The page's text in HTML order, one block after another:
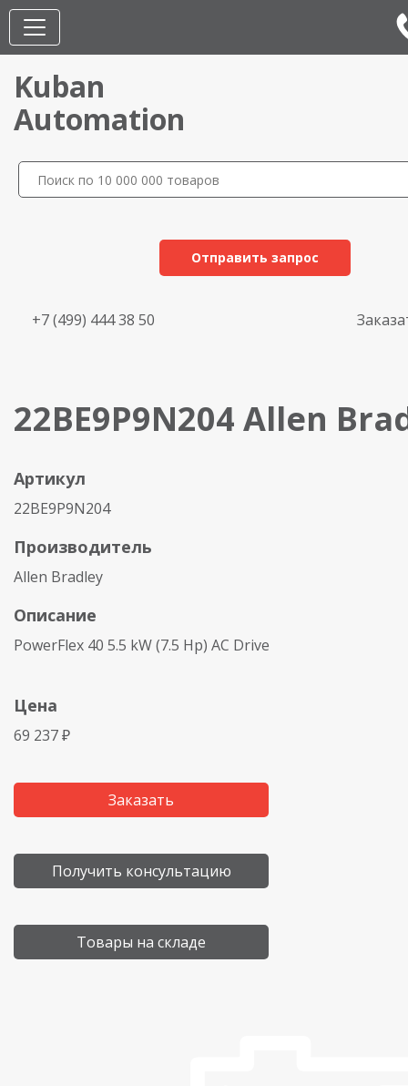
Kuban
Automation
Отправить запрос
+7 (499) 444 38 50
22BE9P9N204 Allen
Артикул
22BE9P9N204
Производитель
Allen Bradley
Описание
PowerFlex 40 5.5 kW (7.5 Hp) AC Drive
Цена
69 237 ₽
Заказать
Получить консультацию
Товары на складе